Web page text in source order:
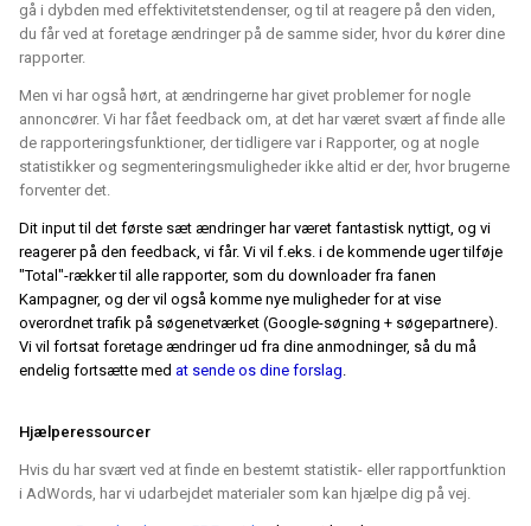
gå i dybden med effektivitetstendenser, og til at reagere på den viden,
du får ved at foretage ændringer på de samme sider, hvor du kører dine
rapporter.
Men vi har også hørt, at ændringerne har givet problemer for nogle
annoncører. Vi har fået feedback om, at det har været svært af finde alle
de rapporteringsfunktioner, der tidligere var i Rapporter, og at nogle
statistikker og segmenteringsmuligheder ikke altid er der, hvor brugerne
forventer det.
Dit input til det første sæt ændringer har været fantastisk nyttigt, og vi
reagerer på den feedback, vi får. Vi vil f.eks. i de kommende uger tilføje
"Total"-rækker til alle rapporter, som du downloader fra fanen
Kampagner, og der vil også komme nye muligheder for at vise
overordnet trafik på søgenetværket (Google-søgning + søgepartnere).
Vi vil fortsat foretage ændringer ud fra dine anmodninger, så du må
endelig fortsætte med at sende os dine forslag.
Hjælperessourcer
Hvis du har svært ved at finde en bestemt statistik- eller rapportfunktion
i AdWords, har vi udarbejdet materialer som kan hjælpe dig på vej.